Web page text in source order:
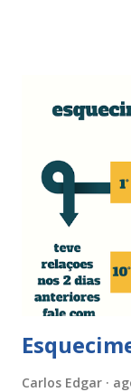
de roupa
sexuais durante
A e óxido de
com sabonete
sexuais deverá
está lubrificada,
Carlos Edgar